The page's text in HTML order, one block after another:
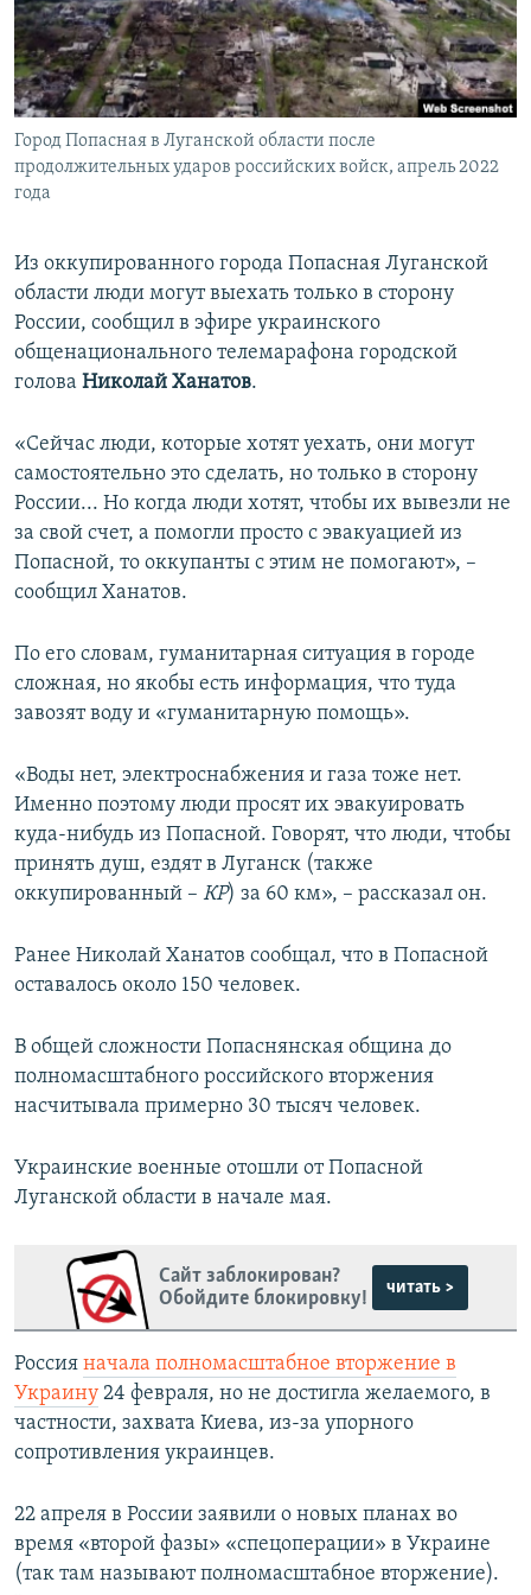
ПОБЕДИТЕЛЕЙ НЕ СУДЯТ?
КРЫМ.НЕПОКОРЕННЫЙ
ELIFBE
УКРАИНСКАЯ ПРОБЛЕМА КРЫМА
ПРИСОЕДИНЯЙТЕСЬ!
Все сайты RFE/RL
Город Попасная в Луганской области после
продолжительных ударов российских войск, апрель 2022
года
Из оккупированного города Попасная Луганской
области люди могут выехать только в сторону
России, сообщил в эфире украинского
общенационального телемарафона городской
голова Николай Ханатов.
«Сейчас люди, которые хотят уехать, они могут
самостоятельно это сделать, но только в сторону
России... Но когда люди хотят, чтобы их вывезли не
за свой счет, а помогли просто с эвакуацией из
Попасной, то оккупанты с этим не помогают», –
сообщил Ханатов.
По его словам, гуманитарная ситуация в городе
сложная, но якобы есть информация, что туда
завозят воду и «гуманитарную помощь».
«Воды нет, электроснабжения и газа тоже нет.
Именно поэтому люди просят их эвакуировать
куда-нибудь из Попасной. Говорят, что люди, чтобы
принять душ, ездят в Луганск (также
оккупированный – КР) за 60 км», – рассказал он.
Ранее Николай Ханатов сообщал, что в Попасной
оставалось около 150 человек.
В общей сложности Попаснянская община до
полномасштабного российского вторжения
насчитывала примерно 30 тысяч человек.
Украинские военные отошли от Попасной
Луганской области в начале мая.
Сайт заблокирован?
Обойдите блокировку!
читать >
Россия начала полномасштабное вторжение в
Украину 24 февраля, но не достигла желаемого, в
частности, захвата Киева, из-за упорного
сопротивления украинцев.
22 апреля в России заявили о новых планах во
время «второй фазы» «спецоперации» в Украине
(так там называют полномасштабное вторжение).